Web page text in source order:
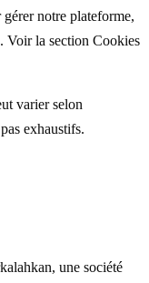
notre plateforme,
Voir la section Cookies
varier selon
exhaustifs.
une société